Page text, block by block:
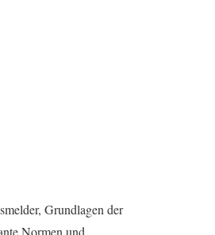
Grundlagen der
Normen und